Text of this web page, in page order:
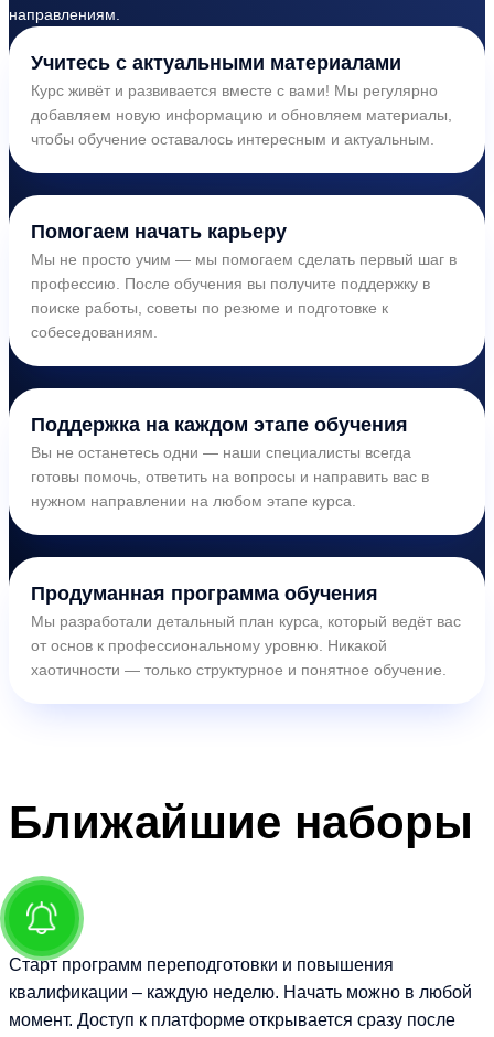
направлениям.
Учитесь с актуальными материалами
Курс живёт и развивается вместе с вами! Мы регулярно
добавляем новую информацию и обновляем материалы,
чтобы обучение оставалось интересным и актуальным.
Помогаем начать карьеру
Мы не просто учим — мы помогаем сделать первый шаг в
профессию. После обучения вы получите поддержку в
поиске работы, советы по резюме и подготовке к
собеседованиям.
Поддержка на каждом этапе обучения
Вы не останетесь одни — наши специалисты всегда
готовы помочь, ответить на вопросы и направить вас в
нужном направлении на любом этапе курса.
Продуманная программа обучения
Мы разработали детальный план курса, который ведёт вас
от основ к профессиональному уровню. Никакой
хаотичности — только структурное и понятное обучение.
Ближайшие наборы
Старт программ переподготовки и повышения
квалификации – каждую неделю. Начать можно в любой
момент. Доступ к платформе открывается сразу после